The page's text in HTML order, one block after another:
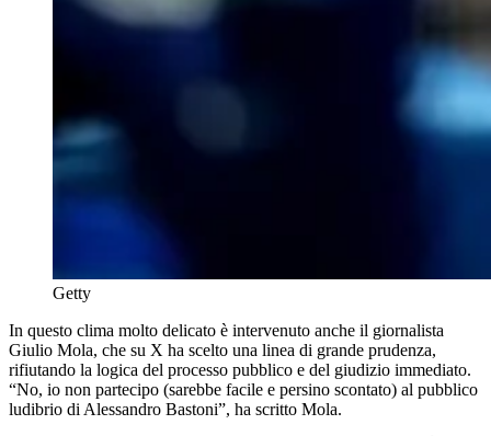
Getty
In questo clima molto delicato è intervenuto anche il giornalista
Giulio Mola, che su X ha scelto una linea di grande prudenza,
rifiutando la logica del processo pubblico e del giudizio immediato.
“No, io non partecipo (sarebbe facile e persino scontato) al pubblico
ludibrio di Alessandro Bastoni”, ha scritto Mola.